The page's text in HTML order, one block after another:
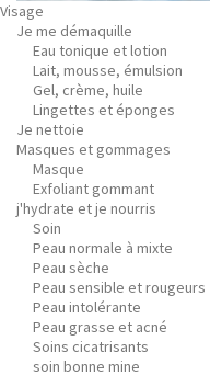
Visage
Je me démaquille
Eau tonique et lotion
Lait, mousse, émulsion
Gel, crème, huile
Lingettes et éponges
Je nettoie
Masques et gommages
Masque
Exfoliant gommant
j'hydrate et je nourris
Soin
Peau normale à mixte
Peau sèche
Peau sensible et rougeurs
Peau intolérante
Peau grasse et acné
Soins cicatrisants
soin bonne mine